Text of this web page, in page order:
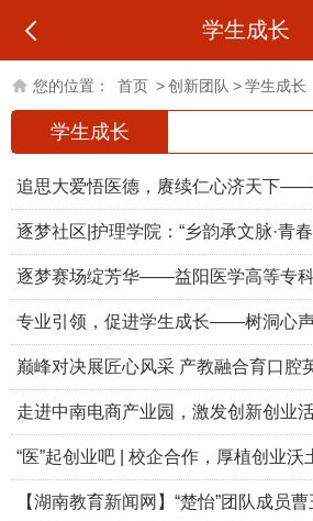
学生成长
您的位置： 首页 >创新团队 >学生成长
学生成长
追思大爱悟医德，赓续仁心济天下
创新团队缅怀纪念园里的思政课
逐梦社区|护理学院：“乡韵承文脉·青
实践表彰大会召开
逐梦赛场绽芳华——益阳医学高等专
学生运动会上大放光彩
专业引领，促进学生成长——树洞心
誓言绽芳华
巅峰对决展匠心风采 产教融合育口
怡”团队成员曹玉林指导学生获口腔技
走进中南电商产业园，激发创新创业
“医”起创业吧 | 校企合作，厚植创业沃
【湖南教育新闻网】“楚怡”团队成员